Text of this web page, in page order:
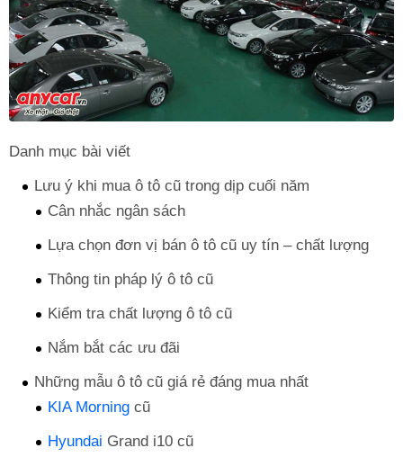
Danh mục bài viết
Lưu ý khi mua ô tô cũ trong dịp cuối năm
Cân nhắc ngân sách
Lựa chọn đơn vị bán ô tô cũ uy tín – chất lượng
Thông tin pháp lý ô tô cũ
Kiểm tra chất lượng ô tô cũ
Nắm bắt các ưu đãi
Những mẫu ô tô cũ giá rẻ đáng mua nhất
KIA Morning cũ
Hyundai Grand i10 cũ